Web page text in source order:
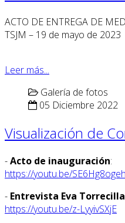
ACTO DE ENTREGA DE
TSJM – 19 de mayo de 2023
Leer más...
Galería de fotos
05 Diciembre 2022
Visualización de
-Acto de inauguración:
https://youtu.be/
- Entrevista Eva Torrecilla
https://youtu.be/z-LyyivSXjE